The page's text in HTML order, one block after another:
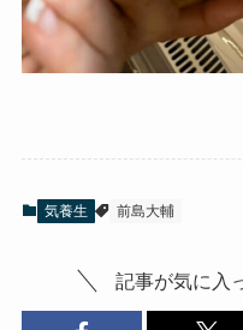
気養生 前島大輔
記事が気に入